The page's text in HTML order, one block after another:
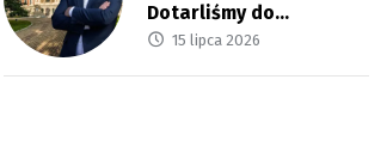
Dotarliśmy do...
15 lipca 2026